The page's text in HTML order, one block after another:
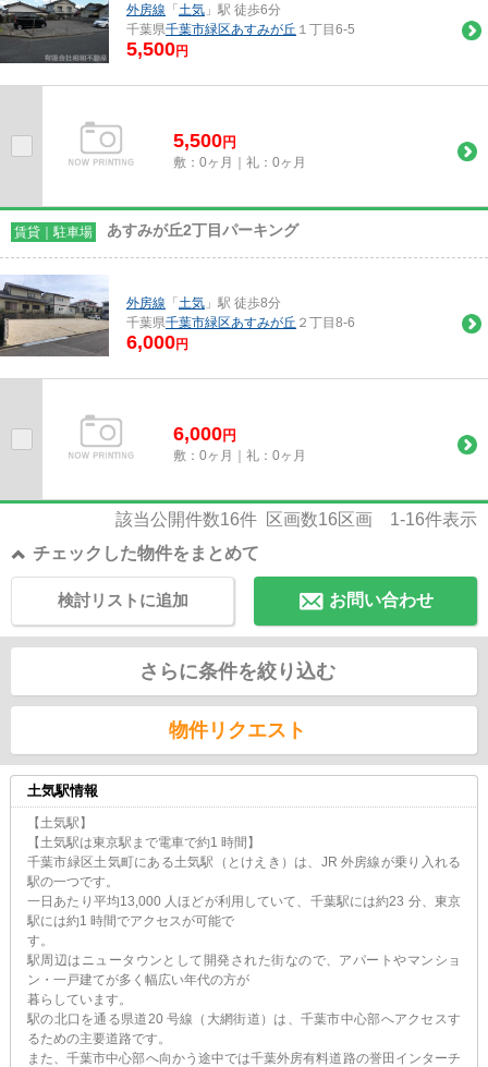
外房線 「 土気 」駅 徒歩6分
千葉県千葉市緑区あすみが丘 １丁目6-5
5,500円
5,500円
敷：0ヶ月｜礼：0ヶ月
賃貸｜駐車場 あすみが丘2丁目パーキング
外房線 「 土気 」駅 徒歩8分
千葉県千葉市緑区あすみが丘 ２丁目8-6
6,000円
6,000円
敷：0ヶ月｜礼：0ヶ月
該当公開件数16件 区画数16区画 1-16件表示
チェックした物件をまとめて
お問い合わせ
検討リストに追加
さらに条件を絞り込む
物件リクエスト
土気駅情報
【土気駅】
【土気駅は東京駅まで電車で約1 時間】
千葉市緑区土気町にある土気駅（とけえき）は、JR 外房線が乗り入れる
駅の一つです。
一日あたり平均13,000 人ほどが利用していて、千葉駅には約23 分、東京
駅には約1 時間でアクセスが可能で
す。
駅周辺はニュータウンとして開発された街なので、アパートやマンショ
ン・一戸建てが多く幅広い年代の方が
暮らしています。
駅の北口を通る県道20 号線（大網街道）は、千葉市中心部へアクセスす
るための主要道路です。
また、千葉市中心部へ向かう途中では千葉外房有料道路の誉田インターチ